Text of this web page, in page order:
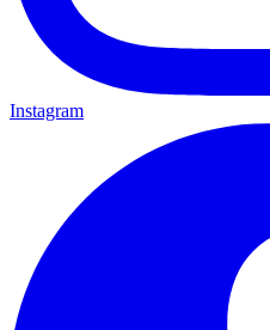
Instagram